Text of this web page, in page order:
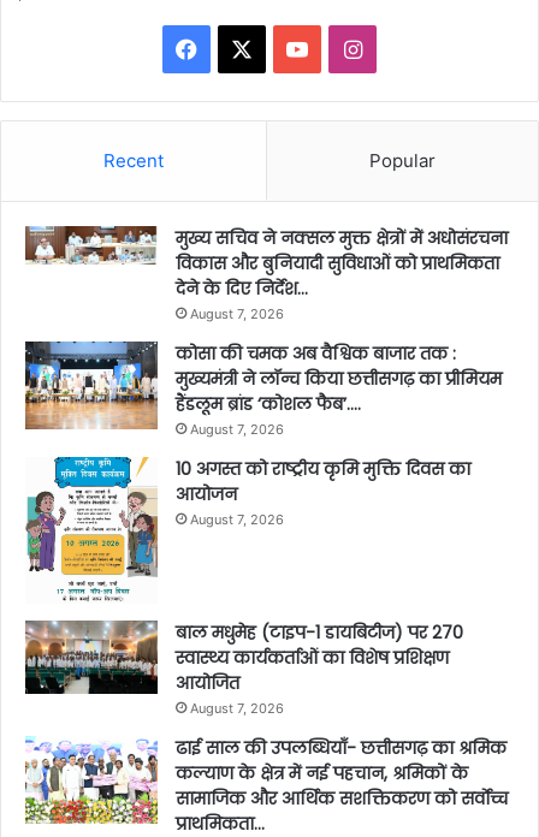
Facebook YouTubeInstagram
Recent Popular
मुख्य सचिव ने नक्सल मुक्त क्षेत्रों में अधोसंरचना
विकास और बुनियादी सुविधाओं को प्राथमिकता
देने के दिए निर्देश…
August 7, 2026
कोसा की चमक अब वैश्विक बाजार तक :
मुख्यमंत्री ने लॉन्च किया छत्तीसगढ़ का प्रीमियम
हैंडलूम ब्रांड ‘कोशल फैब’….
August 7, 2026
10 अगस्त को राष्ट्रीय कृमि मुक्ति दिवस का
आयोजन
August 7, 2026
बाल मधुमेह (टाइप-1 डायबिटीज) पर 270
स्वास्थ्य कार्यकर्ताओं का विशेष प्रशिक्षण
आयोजित
August 7, 2026
ढाई साल की उपलब्धियाँ- छत्तीसगढ़ का श्रमिक
कल्याण के क्षेत्र में नई पहचान, श्रमिकों के
सामाजिक और आर्थिक सशक्तिकरण को सर्वाेच्च
प्राथमिकता…